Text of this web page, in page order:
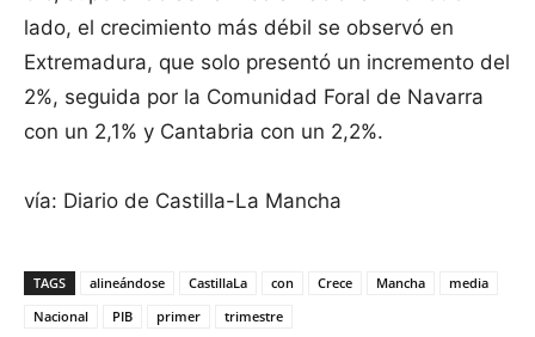
lado, el crecimiento más débil se observó en
Extremadura, que solo presentó un incremento del
2%, seguida por la Comunidad Foral de Navarra
con un 2,1% y Cantabria con un 2,2%.
vía: Diario de Castilla-La Mancha
TAGS alineándose CastillaLa con Crece Mancha
media
Nacional
PIB primer trimestre